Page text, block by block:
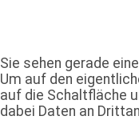
Sie sehen gerade
Um auf den
auf die Schaltfläche
dabei Daten an